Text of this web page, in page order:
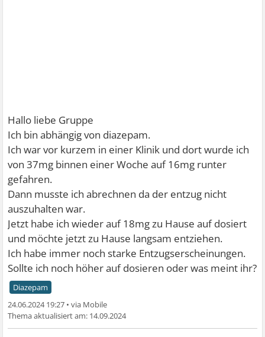
Hallo liebe Gruppe
Ich bin abhängig von diazepam.
Ich war vor kurzem in einer Klinik und dort wurde ich
von 37mg binnen einer Woche auf 16mg runter
gefahren.
Dann musste ich abrechnen da der entzug nicht
auszuhalten war.
Jetzt habe ich wieder auf 18mg zu Hause auf dosiert
und möchte jetzt zu Hause langsam entziehen.
Ich habe immer noch starke Entzugserscheinungen.
Sollte ich noch höher auf dosieren oder was meint ihr?
Diazepam
24.06.2024 19:27 •
14.09.2024